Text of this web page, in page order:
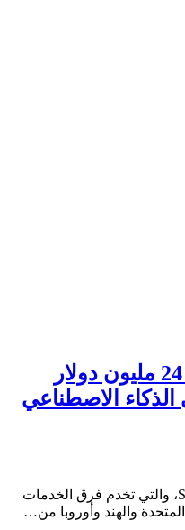
تحصل Rocketlane على 24 مليون دولار
الاصطناعي
قامت شركة Rocketlane الناشئة SaaS، والتي تخدم فرق الخدمات
والهند وأوروبا من…